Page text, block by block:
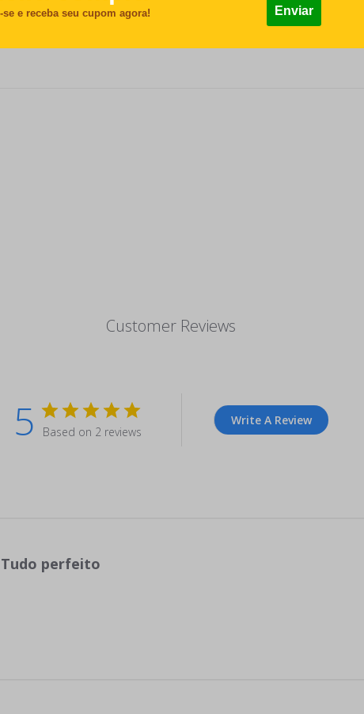
Customer Reviews
5 Based on 2 reviews
Write A Review
Tudo perfeito